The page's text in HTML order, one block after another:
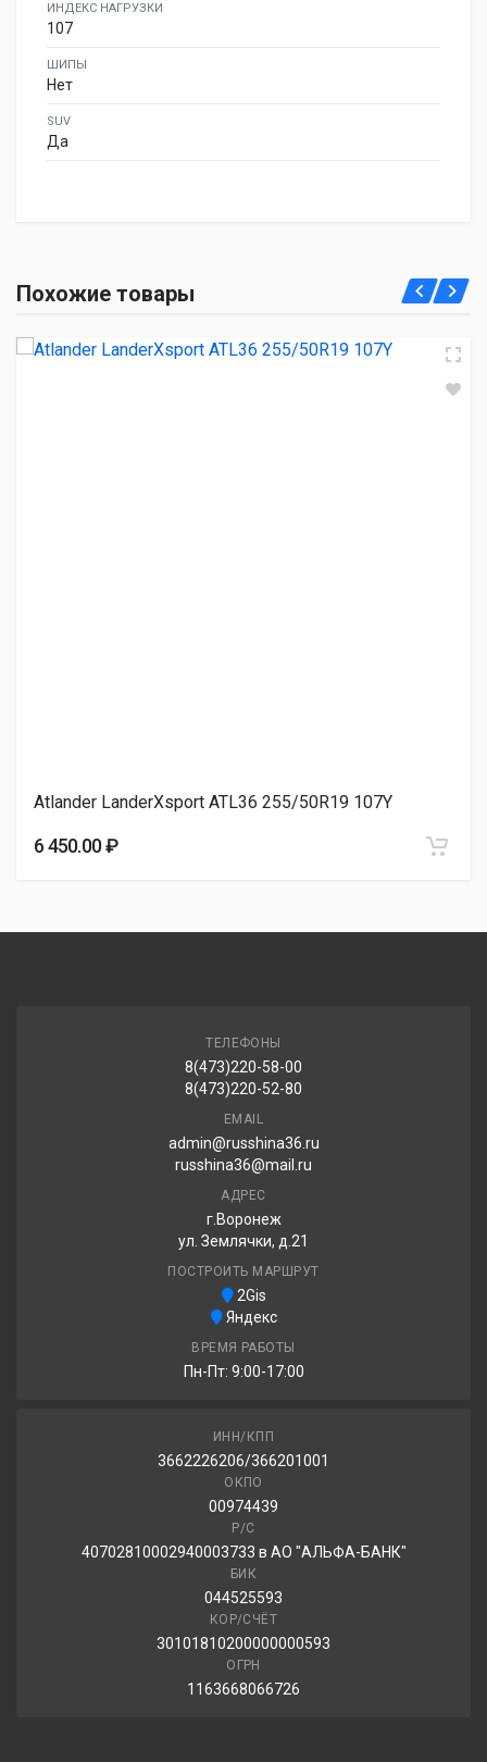
ИНДЕКС НАГРУЗКИ
107
ШИПЫ
Нет
SUV
Да
Evergreen DYNACOMFORT ES83 255/50R19 107V
Похожие товары
Atlander LanderXsport ATL36 255/50R19 107Y
6 450.00 ₽
ТЕЛЕФОНЫ
8(473)220-58-00
8(473)220-52-80
EMAIL
admin@russhina36.ru
russhina36@mail.ru
АДРЕС
г.Воронеж
ул. Землячки, д.21
ПОСТРОИТЬ МАРШРУТ
2Gis
Яндекс
ВРЕМЯ РАБОТЫ
Пн-Пт: 9:00-17:00
ИНН/КПП
3662226206/366201001
ОКПО
00974439
Р/С
40702810002940003733 в АО "АЛЬФА-БАНК"
БИК
044525593
КОР/СЧЁТ
30101810200000000593
ОГРН
1163668066726